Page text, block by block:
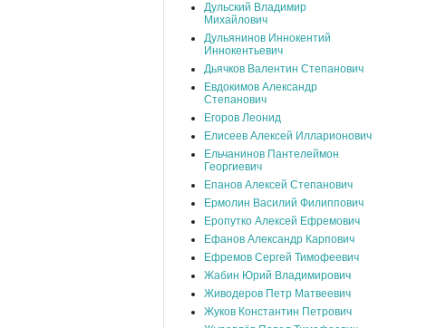
Дульский Владимир
Михайлович
Дульянинов Иннокентий
Иннокентьевич
Дьячков Валентин Степанович
Евдокимов Александр
Степанович
Егоров Леонид
Елисеев Алексей Илларионович
Ельчанинов Пантелеймон
Георгиевич
Епанов Алексей Степанович
Ермолин Василий Филиппович
Еропутко Алексей Ефремович
Ефанов Александр Карпович
Ефремов Сергей Тимофеевич
Жабин Юрий Владимирович
Живодеров Петр Матвеевич
Жуков Константин Петрович